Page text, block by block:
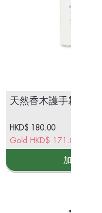
天然香木護手霜 40g
HKD$ 180.00
Gold HKD$ 171.00
加入購物車